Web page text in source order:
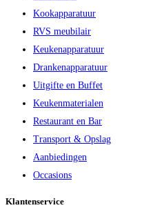
Kookapparatuur
RVS meubilair
Keukenapparatuur
Drankenapparatuur
Uitgifte en Buffet
Keukenmaterialen
Restaurant en Bar
Transport & Opslag
Aanbiedingen
Occasions
Klantenservice